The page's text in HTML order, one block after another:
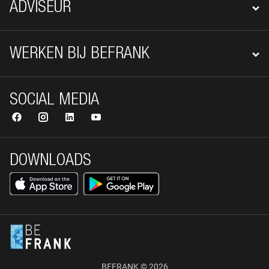
ADVISEUR
WERKEN BIJ BEFRANK
DOWNLOADS
SOCIAL MEDIA
BEFRANK © 2026